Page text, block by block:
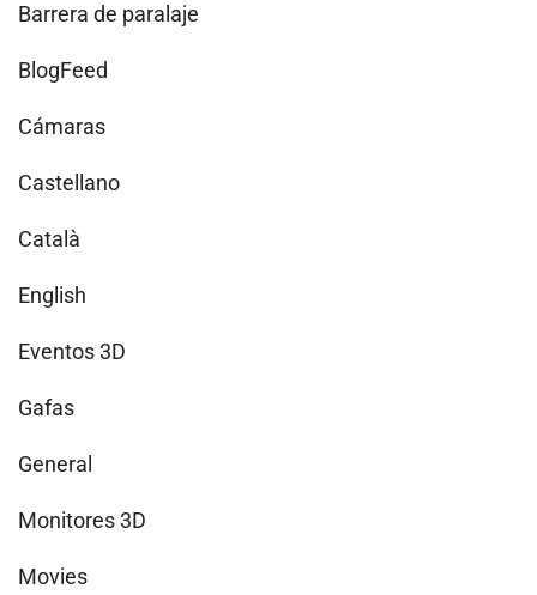
Barrera de paralaje
BlogFeed
Cámaras
Castellano
Català
English
Eventos 3D
Gafas
General
Monitores 3D
Movies